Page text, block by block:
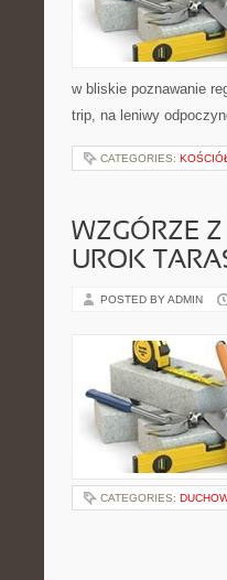
w bliskie poznawanie
trip, na leniwy
CATEGORIES:
WZGÓRZE
UROK
POSTED BY ADMIN
CATEGORIES: